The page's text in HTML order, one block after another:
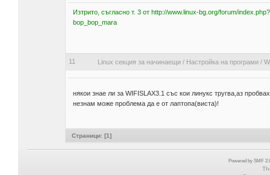
Изтрито, съгласно т. 3 от http://www.linux-bg.org/forum/
bop_bop_mara
11 Linux секция за начинаещи/ Настройка на програми/
някои знае ли за WIFISLAX3.1 със кои линукс тругва,аз
незнам може проблема да е от лаптопа(виста)!
Страници: [1]
Powered by SMF